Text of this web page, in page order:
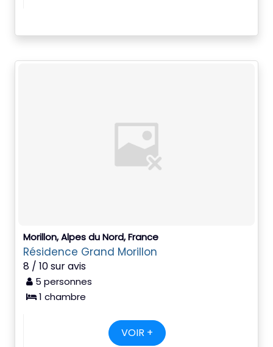
Morillon, Alpes du Nord, France
Résidence Grand Morillon
8 / 10 sur avis
5 personnes
1 chambre
VOIR +